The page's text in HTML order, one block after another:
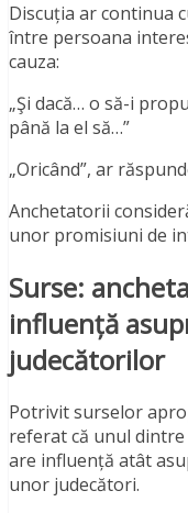
Discuția ar continua
între persoana
cauza:
„Şi dacă… o să-i
până la el să…”
„Oricând”, ar
Anchetatorii
unor promisiuni de
Surse:
influență
judecătorilor
Potrivit surselor
referat că unul dintre
are influență atât
unor judecători.